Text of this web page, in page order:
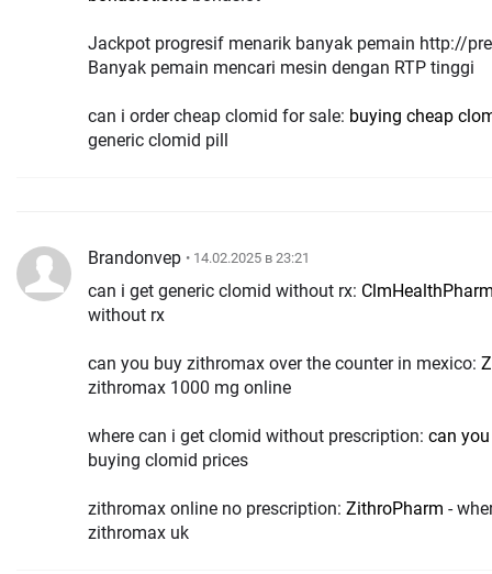
Jackpot progresif menarik banyak pemain http://
Banyak pemain mencari mesin dengan RTP tinggi
can i order cheap clomid for sale: buying cheap
generic clomid pill
Brandonvep • 14.02.2025 в 23:21
can i get generic clomid without rx:
without rx
can you buy zithromax over the counter in mexico:
zithromax 1000 mg online
where can i get clomid without prescription: can
buying clomid prices
zithromax online no prescription: ZithroPharm -
zithromax uk